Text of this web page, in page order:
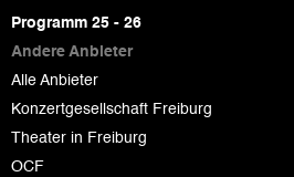
page
Programm 25 - 26
Andere Anbieter
Alle Anbieter
Konzertgesellschaft Freiburg
Theater in Freiburg
OCF